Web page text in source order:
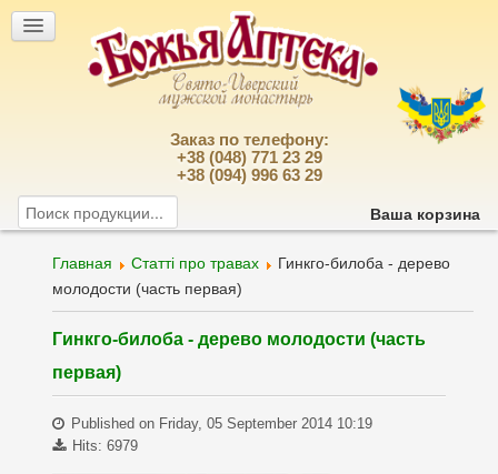
Заказ по телефону:
+38 (048) 771 23 29
+38 (094) 996 63 29
Ваша корзина
Главная Статті про травах
Гинкго-билоба - дерево
молодости (часть первая)
Гинкго-билоба - дерево молодости (часть
первая)
Published on Friday, 05 September 2014 10:19
Hits: 6979